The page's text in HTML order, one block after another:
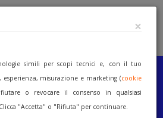
COSTRUTTORE
RIVENDITORE?
GRATUITAMENTE
MACCHINARI
INIZIA A VENDERE
×
simili per scopi tecnici e, con il tuo
esperienza, misurazione e marketing (cookie
o revocare il consenso in qualsiasi
"Accetta" o "Rifiuta" per continuare.